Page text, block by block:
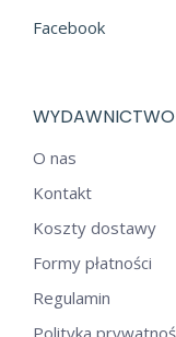
Facebook
O nas
Kontakt
Koszty dostawy
Formy płatności
Regulamin
Polityka